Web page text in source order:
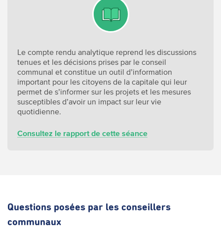
Le compte rendu analytique reprend les discussions
tenues et les décisions prises par le conseil
communal et constitue un outil d’information
important pour les citoyens de la capitale qui leur
permet de s’informer sur les projets et les mesures
susceptibles d’avoir un impact sur leur vie
quotidienne.
Consultez le rapport de cette séance
Questions posées par les conseillers
communaux